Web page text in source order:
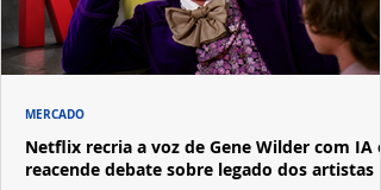
Netflix recria a voz de Gene Wilder com IA e
reacende debate sobre legado dos artistas
MERCADO